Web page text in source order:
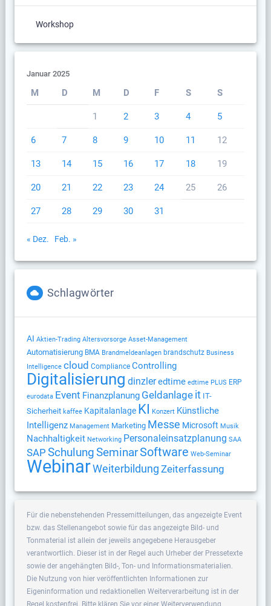
Workshop
Januar 2025
M D M D F S S
1 2 3 4 5
6 7 8 9 10 11 12
13 14 15 16 17 18 19
20 21 22 23 24 25 26
27 28 29 30 31
« Dez. Feb. »
Schlagwörter
AI Aktien-Trading Altersvorsorge Asset-Management
Automatisierung BMA Brandmeldeanlagen brandschutz Business
Intelligence cloud Compliance Controlling
Digitalisierung dinzleredtime edtime PLUS ERP
eurodata Event Finanzplanung Geldanlage it IT-
Sicherheit kaffee Kapitalanlage KI Konzert Künstliche
Intelligenz Management Marketing Messe Microsoft Musik
Nachhaltigkeit Networking Personaleinsatzplanung SAA
SAP SchulungSeminarSoftware Web-Seminar
WebinarWeiterbildung Zeiterfassung
Für die nebenstehenden Pressemitteilungen, das angezeigte Event
bzw. das Stellenangebot sowie für das angezeigte Bild- und
Tonmaterial ist allein der jeweils angegebene Herausgeber
verantwortlich. Dieser ist in der Regel auch Urheber der Pressetexte
sowie der angehängten Bild-, Ton- und Informationsmaterialien.
Die Nutzung von hier veröffentlichten Informationen zur
Eigeninformation und redaktionellen Weiterverarbeitung ist in der
Regel kostenfrei. Bitte klären Sie vor einer Weiterverwendung